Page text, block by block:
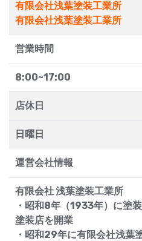
有限会社浅葉塗装工業所
有限会社浅葉塗装工業所
営業時間
8:00~17:00
店休日
日曜日
運営会社情報
有限会社 浅葉塗装工業所
・昭和8年（1933年）に塗
塗装店を開業
・昭和29年に有限会社浅葉